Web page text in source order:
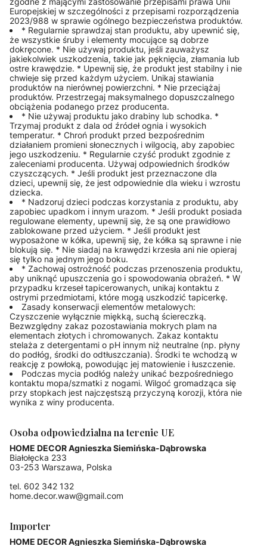
Europejskiej w szczególności z przepisami rozporządzenia
2023/988 w sprawie ogólnego bezpieczeństwa produktów.
* Regularnie sprawdzaj stan produktu, aby upewnić się,
że wszystkie śruby i elementy mocujące są dobrze
dokręcone. * Nie używaj produktu, jeśli zauważysz
jakiekolwiek uszkodzenia, takie jak pęknięcia, złamania lub
ostre krawędzie. * Upewnij się, że produkt jest stabilny i nie
chwieje się przed każdym użyciem. Unikaj stawiania
produktów na nierównej powierzchni. * Nie przeciążaj
produktów. Przestrzegaj maksymalnego dopuszczalnego
obciążenia podanego przez producenta.
* Nie używaj produktu jako drabiny lub schodka. *
Trzymaj produkt z dala od źródeł ognia i wysokich
temperatur. * Chroń produkt przed bezpośrednim
działaniem promieni słonecznych i wilgocią, aby zapobiec
jego uszkodzeniu. * Regularnie czyść produkt zgodnie z
zaleceniami producenta. Używaj odpowiednich środków
czyszczących. * Jeśli produkt jest przeznaczone dla
dzieci, upewnij się, że jest odpowiednie dla wieku i wzrostu
dziecka.
* Nadzoruj dzieci podczas korzystania z produktu, aby
zapobiec upadkom i innym urazom. * Jeśli produkt posiada
regulowane elementy, upewnij się, że są one prawidłowo
zablokowane przed użyciem. * Jeśli produkt jest
wyposażone w kółka, upewnij się, że kółka są sprawne i nie
blokują się. * Nie siadaj na krawędzi krzesła ani nie opieraj
się tylko na jednym jego boku.
* Zachowaj ostrożność podczas przenoszenia produktu,
aby uniknąć upuszczenia go i spowodowania obrażeń. * W
przypadku krzeseł tapicerowanych, unikaj kontaktu z
ostrymi przedmiotami, które mogą uszkodzić tapicerkę.
Zasady konserwacji elementów metalowych:
Czyszczenie wyłącznie miękką, suchą ściereczką.
Bezwzględny zakaz pozostawiania mokrych plam na
elementach złotych i chromowanych. Zakaz kontaktu
stelaża z detergentami o pH innym niż neutralne (np. płyny
do podłóg, środki do odtłuszczania). Środki te wchodzą w
reakcję z powłoką, powodując jej matowienie i łuszczenie.
Podczas mycia podłóg należy unikać bezpośredniego
kontaktu mopa/szmatki z nogami. Wilgoć gromadząca się
przy stopkach jest najczęstszą przyczyną korozji, która nie
wynika z winy producenta.
Osoba odpowiedzialna na terenie UE
HOME DECOR Agnieszka Siemińska-Dąbrowska
Białołęcka 233
03-253 Warszawa, Polska
tel. 602 342 132
home.decor.waw@gmail.com
Importer
HOME DECOR Agnieszka Siemińska-Dąbrowska